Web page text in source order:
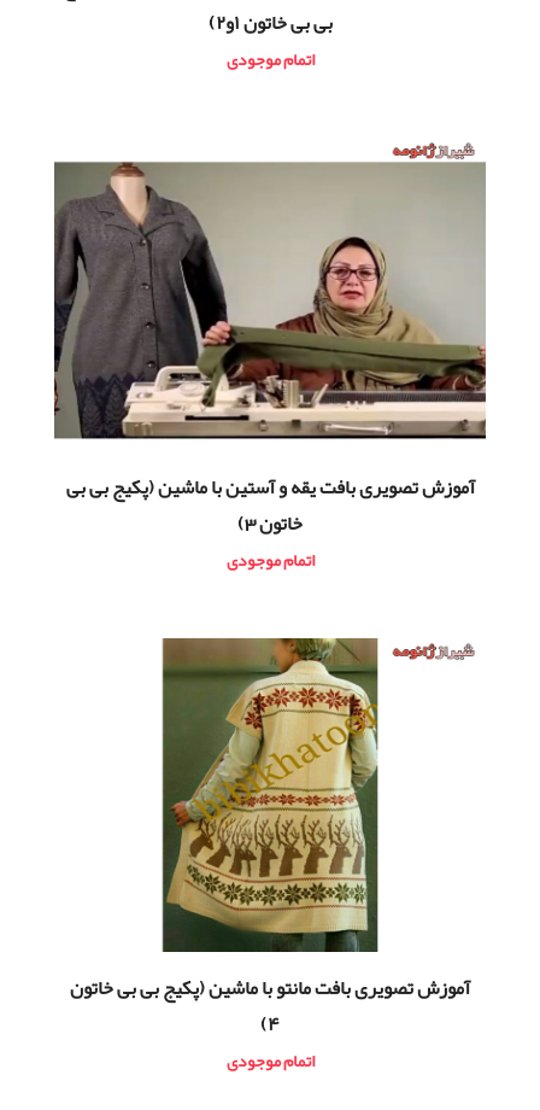
بی بی خاتون ۱و۲)
اتمام موجودی
آموزش تصویری بافت یقه و آستین با ماشین (پکیج بی بی
خاتون 3)
اتمام موجودی
آموزش تصویری بافت مانتو با ماشین (پکیج بی بی خاتون
۴)
اتمام موجودی